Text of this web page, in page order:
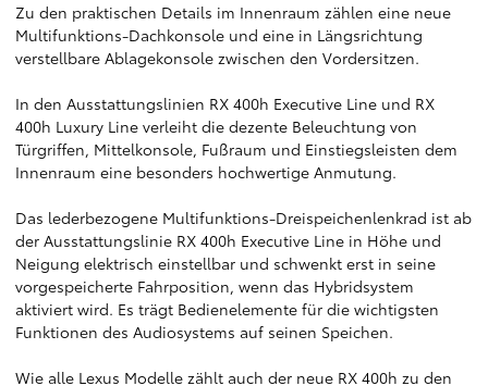
Zu den praktischen Details im Innenraum zählen eine neue
Multifunktions-Dachkonsole und eine in Längsrichtung
verstellbare Ablagekonsole zwischen den Vordersitzen.
In den Ausstattungslinien RX 400h Executive Line und RX
400h Luxury Line verleiht die dezente Beleuchtung von
Türgriffen, Mittelkonsole, Fußraum und Einstiegsleisten dem
Innenraum eine besonders hochwertige Anmutung.
Das lederbezogene Multifunktions-Dreispeichenlenkrad ist ab
der Ausstattungslinie RX 400h Executive Line in Höhe und
Neigung elektrisch einstellbar und schwenkt erst in seine
vorgespeicherte Fahrposition, wenn das Hybridsystem
aktiviert wird. Es trägt Bedienelemente für die wichtigsten
Funktionen des Audiosystems auf seinen Speichen.
Wie alle Lexus Modelle zählt auch der neue RX 400h zu den